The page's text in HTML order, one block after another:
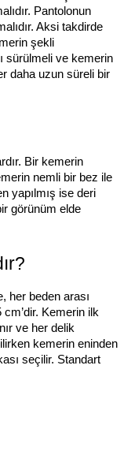
Pantolonun
Aksi takdirde
şekli
sürülmeli ve kemerin
daha uzun süreli bir
Bir kemerin
nemli bir bez ile
yapılmış ise deri
görünüm elde
her beden arası
Kemerin ilk
ve her delik
kemerin eninden
seçilir. Standart